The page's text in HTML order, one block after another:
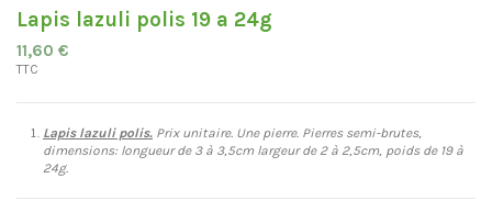
Lapis lazuli polis 19 a 24g
11,60 €
TTC
Lapis lazuli polis. Prix unitaire. Une pierre. Pierres semi-brutes,
dimensions: longueur de 3 à 3,5cm largeur de 2 à 2,5cm, poids de 19 à
24g.